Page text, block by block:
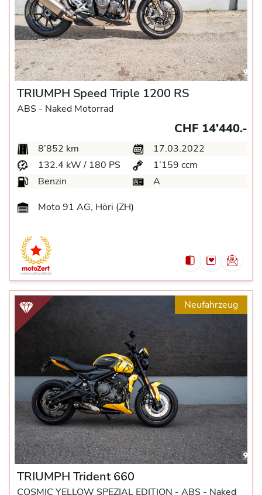
TRIUMPH Speed Triple 1200 RS
ABS - Naked Motorrad
CHF 14’440.-
8’852 km
17.03.2022
132.4 kW / 180 PS
1’159 ccm
Benzin
A
Moto 91 AG, Höri (ZH)
Neufahrzeug
TRIUMPH Trident 660
COSMIC YELLOW SPEZIAL EDITION - ABS - Naked